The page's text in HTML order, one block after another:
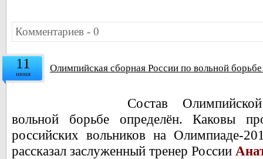
Комментариев - 0
11
июня Олимпийская сборная России по вольной
Состав
вольной борьбе определён. Каковы
российских вольников на Олимпиаде-
рассказал заслуженный тренер России